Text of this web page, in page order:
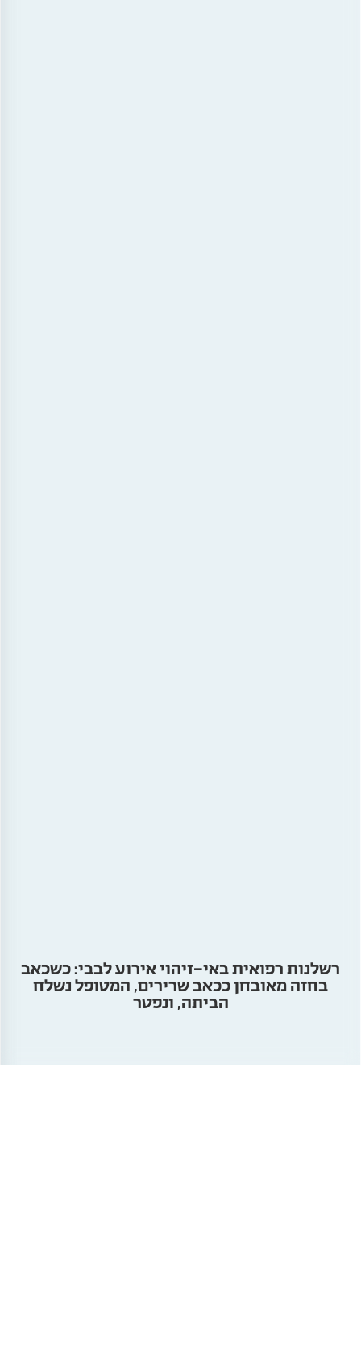
רשלנות רפואית באי-זיהוי אירוע לבבי: כשכאב
בחזה מאובחן ככאב שרירים, המטופל נשלח
הביתה, ונפטר